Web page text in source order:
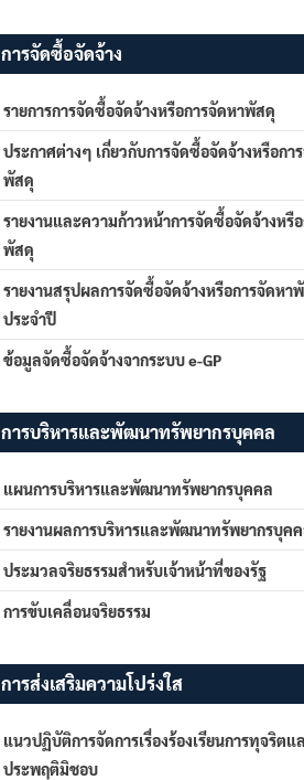
การจัดซื้อจัดจ้าง
รายการการจัดซื้อจัดจ้างหรือการจัดหาพัสดุ
ประกาศต่างๆ เกี่ยวกับการจัดซื้อจัดจ้างหรือกา
พัสดุ
รายงานและความก้าวหน้าการจัดซื้อจัดจ้างหรื
พัสดุ
รายงานสรุปผลการจัดซื้อจัดจ้างหรือการจัดหา
ประจำปี
ข้อมูลจัดซื้อจัดจ้างจากระบบ e-GP
การบริหารและพัฒนาทรัพยากรบุคคล
แผนการบริหารและพัฒนาทรัพยากรบุคคล
รายงานผลการบริหารและพัฒนาทรัพยากรบุค
ประมวลจริยธรรมสำหรับเจ้าหน้าที่ของรัฐ
การขับเคลื่อนจริยธรรม
การส่งเสริมความโปร่งใส
แนวปฏิบัติการจัดการเรื่องร้องเรียนการทุจริตแ
ประพฤติมิชอบ